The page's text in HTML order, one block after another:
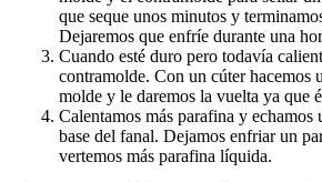
que seque unos minutos y
Dejaremos que enfríe durante una
Cuando esté duro pero todavía
contramolde. Con un cúter hacemos
molde y le daremos la vuelta ya que
Calentamos más parafina y echamos
base del fanal. Dejamos enfriar un
vertemos más parafina líquida.